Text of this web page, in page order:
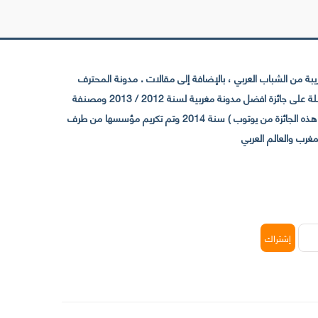
الشباب العربي ، بالإضافة إلى مقالات . مدونة المحترف
تأسست سنة 2009 حيث تستقطب الآن عدد كبير من الزوار من كافة ربوع الوطن العربي ، حيث ان مقرها الرئيسي بالمغرب و مديرها امين رغيب ،حاصلة على جائزة افضل مدونة مغربية لسنة 2012 / 2013 ومصنفة
ضمن افضل 10 مدونات عربية حسب المركز الدولي للصحفيين ICFJ سنة 2013 وحاصلة على الجائزة الفضية من يوتوب (اول قناة مغربية تحصل على هذه الجائزة من يوتوب ) سنة 2014 وتم تكريم مؤسسها من طرف